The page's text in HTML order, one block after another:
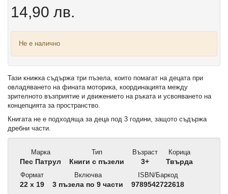
14,90 лв.
Не е налично
Тази книжка съдържа три пъзела, които помагат на децата при
овладяването на фината моторика, координацията между
зрителното възприятие и движението на ръката и усвояването на
концепцията за пространство.
Книгата не е подходяща за деца под 3 години, защото съдържа
дребни части.
Марка
Пес Патрул
Тип
Книги с пъзели
Възраст
3+
Корица
Твърда
Формат
22 x 19
Включва
3 пъзела по 9 части
ISBN/Баркод
9789542722618